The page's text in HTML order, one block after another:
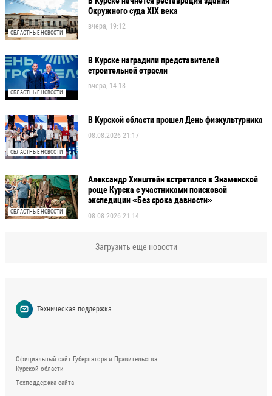
ОБЛАСТНЫЕ НОВОСТИ
Окружного суда XIX века
вчера, 19:12
ОБЛАСТНЫЕ НОВОСТИ
В Курске наградили представителей
строительной отрасли
вчера, 14:18
ОБЛАСТНЫЕ НОВОСТИ
В Курской области прошел День физкультурника
08.08.2026 21:17
ОБЛАСТНЫЕ НОВОСТИ
Александр Хинштейн встретился в Знаменской
роще Курска с участниками поисковой
экспедиции «Без срока давности»
08.08.2026 21:14
Загрузить еще новости
Техническая поддержка
Официальный сайт Губернатора и Правительства
Курской области
Техподдержка сайта